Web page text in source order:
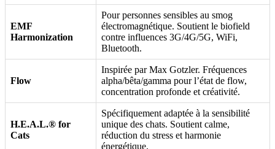
EMF
Harmonization
Pour personnes sensibles au smog
électromagnétique. Soutient le biofield
contre influences 3G/4G/5G, WiFi,
Bluetooth.
Flow
Inspirée par Max Gotzler. Fréquences
alpha/bêta/gamma pour l’état de flow,
concentration profonde et créativité.
H.E.A.L.® for
Cats
Spécifiquement adaptée à la sensibilité
unique des chats. Soutient calme,
réduction du stress et harmonie
énergétique.